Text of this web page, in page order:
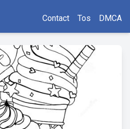
Contact Tos DMCA